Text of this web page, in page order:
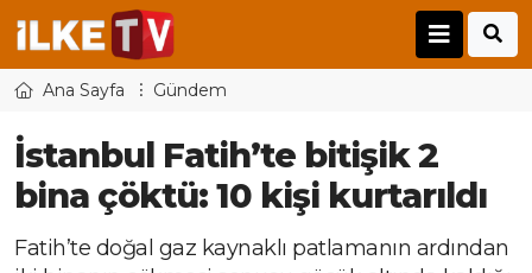
Ana Sayfa Gündem
İstanbul Fatih’te bitişik 2
bina çöktü: 10 kişi kurtarıldı
Fatih’te doğal gaz kaynaklı patlamanın ardından